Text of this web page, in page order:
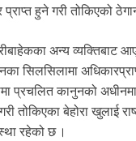
हुने गरी तोकिएको
अन्य व्यक्तिबाट
सिलसिलामा
प्रचलित कानुनको
तोकिएका बेहोरा खुलाई
रहेको छ ।